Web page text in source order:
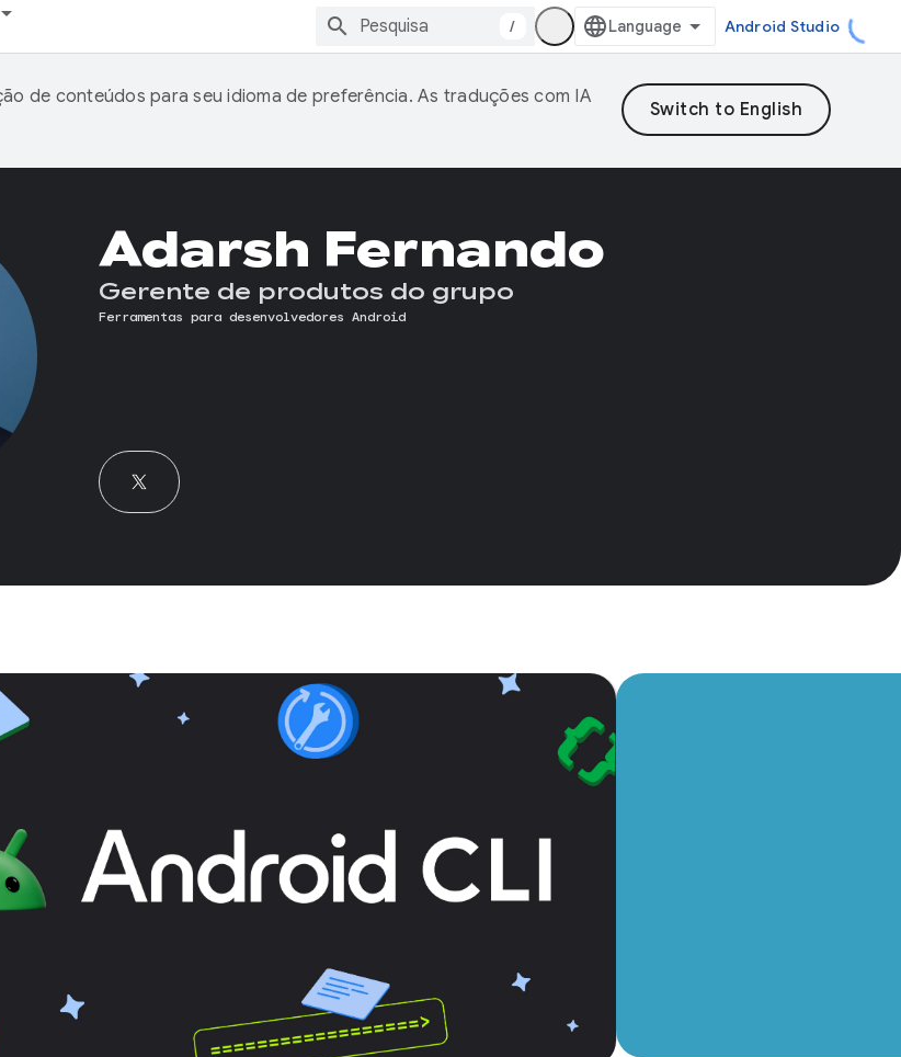
/ Android Studio
de conteúdos para seu idioma de preferência. As traduções com IA
Adarsh Fernando
Gerente de produtos do grupo
Ferramentas para desenvolvedores Android